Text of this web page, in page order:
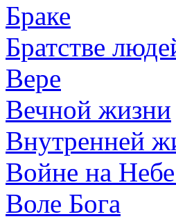
Браке
Братстве
Вере
Вечной жизни
Внутренней
Войне на
Воле Бога